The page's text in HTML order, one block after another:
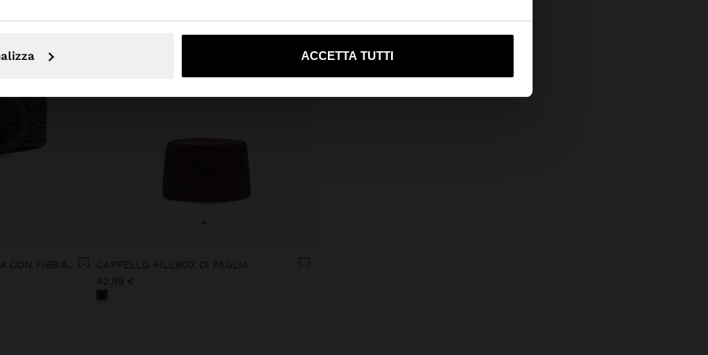
ACCETTA TUTTI
No, resta in Italia Sì, portami su United States
+
CAPPELLO PILLBOX DI PAGLIA
42,99 €